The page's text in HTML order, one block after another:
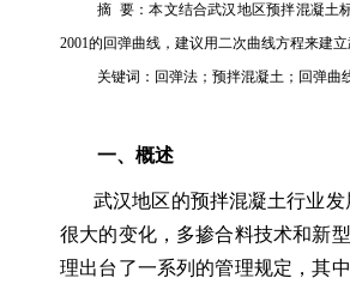
摘 要：本文结合武汉地区预拌混凝土
2001的回弹曲线，建议用二次曲线方程来建
关键词：回弹法；预拌混凝土；回弹曲
一、概述
武汉地区的预拌混凝土行业
很大的变化，多掺合料技术和新
理出台了一系列的管理规定，其